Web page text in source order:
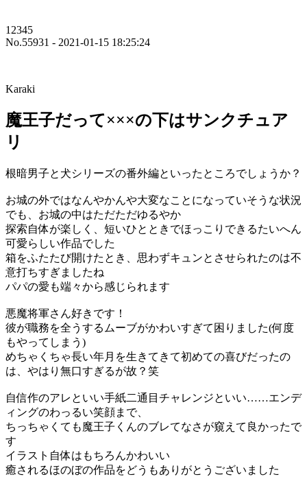
12345
No.55931 - 2021-01-15 18:25:24
Karaki
魔王子だって×××の下はサンクチュア
リ
根暗男子と犬シリーズの番外編といったところでしょうか？
お城の外ではなんやかんや大変なことになっていそうな状況
でも、お城の中はただただゆるやか
探索自体が楽しく、短いひとときでほっこりできるたいへん
可愛らしい作品でした
箱をふたたび開けたとき、思わずキュンとさせられたのは不
意打ちすぎましたね
パパの愛も端々から感じられます
悪魔将軍さん好きです！
彼が職務を全うするムーブがかわいすぎて困りました(何度
もやってしまう)
めちゃくちゃ長い年月を生きてきて初めての喜びだったの
は、やはり無口すぎるが故？笑
自信作のアレといい手紙二通目チャレンジといい……エンデ
ィングのわっるい笑顔まで、
ちっちゃくても魔王子くんのブレてなさが窺えて良かったで
す
イラスト自体はもちろんかわいい
癒されるほのぼの作品をどうもありがとうございました